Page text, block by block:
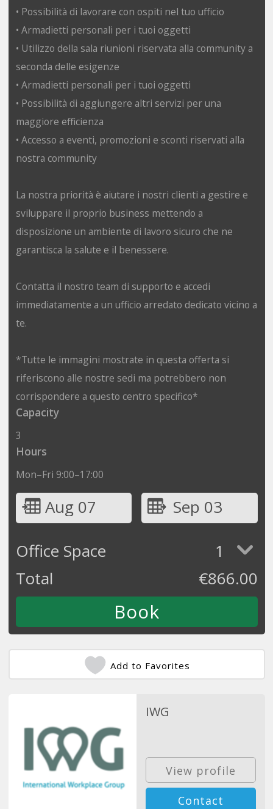
• Possibilità di lavorare con ospiti nel tuo ufficio
• Armadietti personali per i tuoi oggetti
• Utilizzo della sala riunioni riservata alla community a
seconda delle esigenze
• Armadietti personali per i tuoi oggetti
• Possibilità di aggiungere altri servizi per una
maggiore efficienza
• Accesso a eventi, promozioni e sconti riservati alla
nostra community
La nostra priorità è aiutare i nostri clienti a gestire e
sviluppare il proprio business mettendo a
disposizione un ambiente di lavoro sicuro che ne
garantisca la salute e il benessere.
Contatta il nostro team di supporto e accedi
immediatamente a un ufficio arredato dedicato vicino a
te.
*Tutte le immagini mostrate in questa offerta si
riferiscono alle nostre sedi ma potrebbero non
corrispondere a questo centro specifico*
Capacity
3
Hours
Mon–Fri 9:00–17:00
Aug 07
Sep 03
Office Space
1
Total
€866.00
Add to Favorites
IWG
View profile
Contact